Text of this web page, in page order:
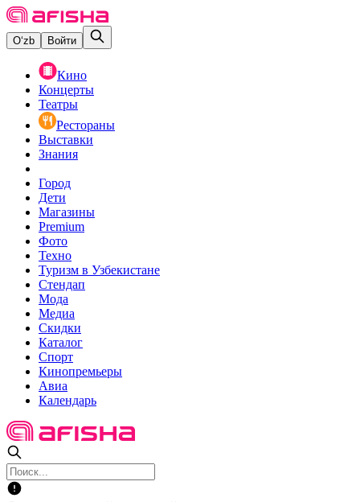
O‘zb Войти
Кино
Концерты
Театры
Рестораны
Выставки
Знания
Город
Дети
Магазины
Premium
Фото
Техно
Туризм в Узбекистане
Стендап
Мода
Медиа
Скидки
Каталог
Спорт
Кинопремьеры
Авиа
Календарь